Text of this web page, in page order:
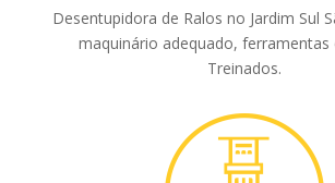
Desentupidora de Ralos no Jardim Sul
maquinário adequado, ferramentas
Treinados.